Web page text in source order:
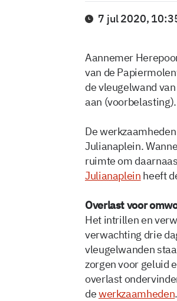
7 jul 2020,
Aannemer
van de
de vleugelwand
aan (voorbelasting).
De
Julianaplein.
ruimte om
Julianaplein heeft
Overlast voor
Het intrillen en
verwachting drie
vleugelwanden
zorgen voor geluid
overlast
dewerkzaamheden.